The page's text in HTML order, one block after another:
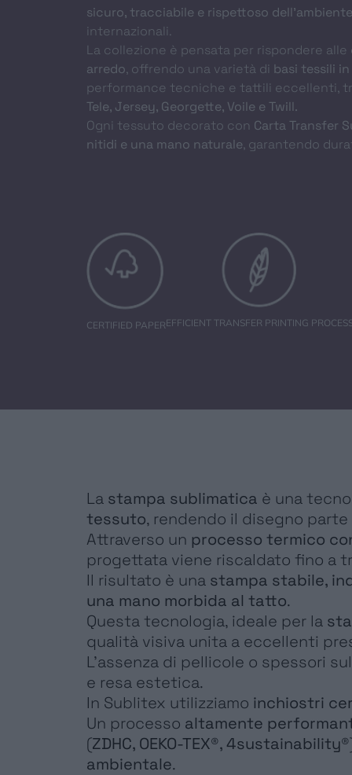
CHI SIAMO
STAMPA SUBLIMATICA
SPORTWEAR
ARREDO
SERVIZI
CERTIFICAZIONI
NEWS
CONTATTI
sicuro, tracciabile e rispettoso dell’ambiente
internazionali.
La collezione è pensata per rispondere
arredo, offrendo una varietà di basi tessili
performance tecniche e tattili eccellenti,
Tele, Jersey, Georgette, Voile e Twill.
Ogni tessuto decorato con Carta Transfer
nitidi e una mano naturale, garantendo
CERTIFIED PAPEREFFICIENT TRANSFER PRINTING
La stampa sublimatica è una
tessuto, rendendo il disegno
Attraverso un processo termico
progettata viene riscaldato fino a
Il risultato è una stampa stabile,
una mano morbida al tatto.
Questa tecnologia, ideale per la
qualità visiva unita a eccellenti
L’assenza di pellicole o spessori
e resa estetica.
In Sublitex utilizziamo inchiostri
Un processo altamente
(ZDHC, OEKO-TEX®, 4sustainability®
ambientale.